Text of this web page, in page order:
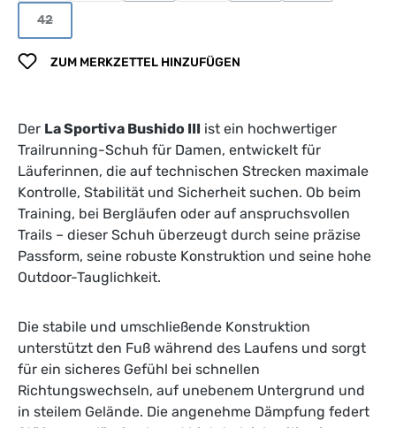
42
ZUM MERKZETTEL HINZUFÜGEN
Der La Sportiva Bushido III ist ein hochwertiger
Trailrunning-Schuh für Damen, entwickelt für
Läuferinnen, die auf technischen Strecken maximale
Kontrolle, Stabilität und Sicherheit suchen. Ob beim
Training, bei Bergläufen oder auf anspruchsvollen
Trails – dieser Schuh überzeugt durch seine präzise
Passform, seine robuste Konstruktion und seine hohe
Outdoor-Tauglichkeit.
Die stabile und umschließende Konstruktion
unterstützt den Fuß während des Laufens und sorgt
für ein sicheres Gefühl bei schnellen
Richtungswechseln, auf unebenem Untergrund und
in steilem Gelände. Die angenehme Dämpfung federt